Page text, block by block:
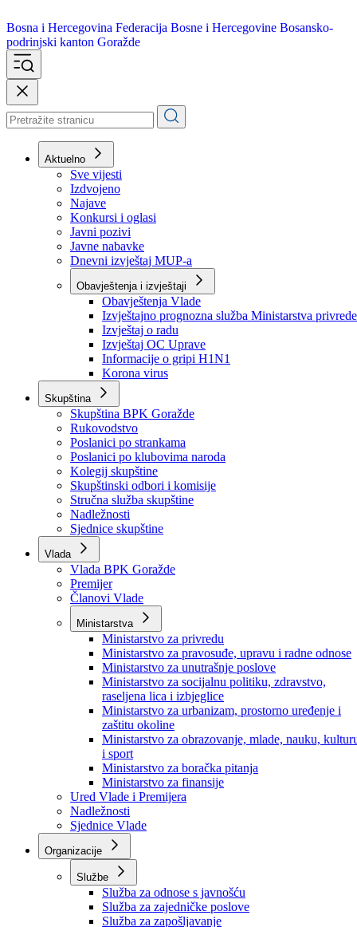
Bosna i Hercegovina
podrinjski kanton Goražde
Aktuelno
Sve vijesti
Izdvojeno
Najave
Konkursi i oglasi
Javni pozivi
Javne nabavke
Dnevni izvještaj MUP-a
Obavještenja i izvještaji
Obavještenja Vlade
Izvještajno prognozna služba Ministarstva privrede
Izvještaj o radu
Izvještaj OC Uprave
Informacije o gripi H1N1
Korona virus
Skupština
Skupština BPK Goražde
Rukovodstvo
Poslanici po strankama
Poslanici po klubovima naroda
Kolegij skupštine
Skupštinski odbori i komisije
Stručna služba skupštine
Nadležnosti
Sjednice skupštine
Vlada
Vlada BPK Goražde
Premijer
Članovi Vlade
Ministarstva
Ministarstvo za privredu
Ministarstvo za pravosuđe, upravu i radne odnose
Ministarstvo za unutrašnje poslove
Ministarstvo za socijalnu politiku, zdravstvo,
raseljena lica i izbjeglice
Ministarstvo za urbanizam, prostorno uređenje i
zaštitu okoline
Ministarstvo za obrazovanje, mlade, nauku,
i sport
Ministarstvo za boračka pitanja
Ministarstvo za finansije
Ured Vlade i Premijera
Nadležnosti
Sjednice Vlade
Organizacije
Službe